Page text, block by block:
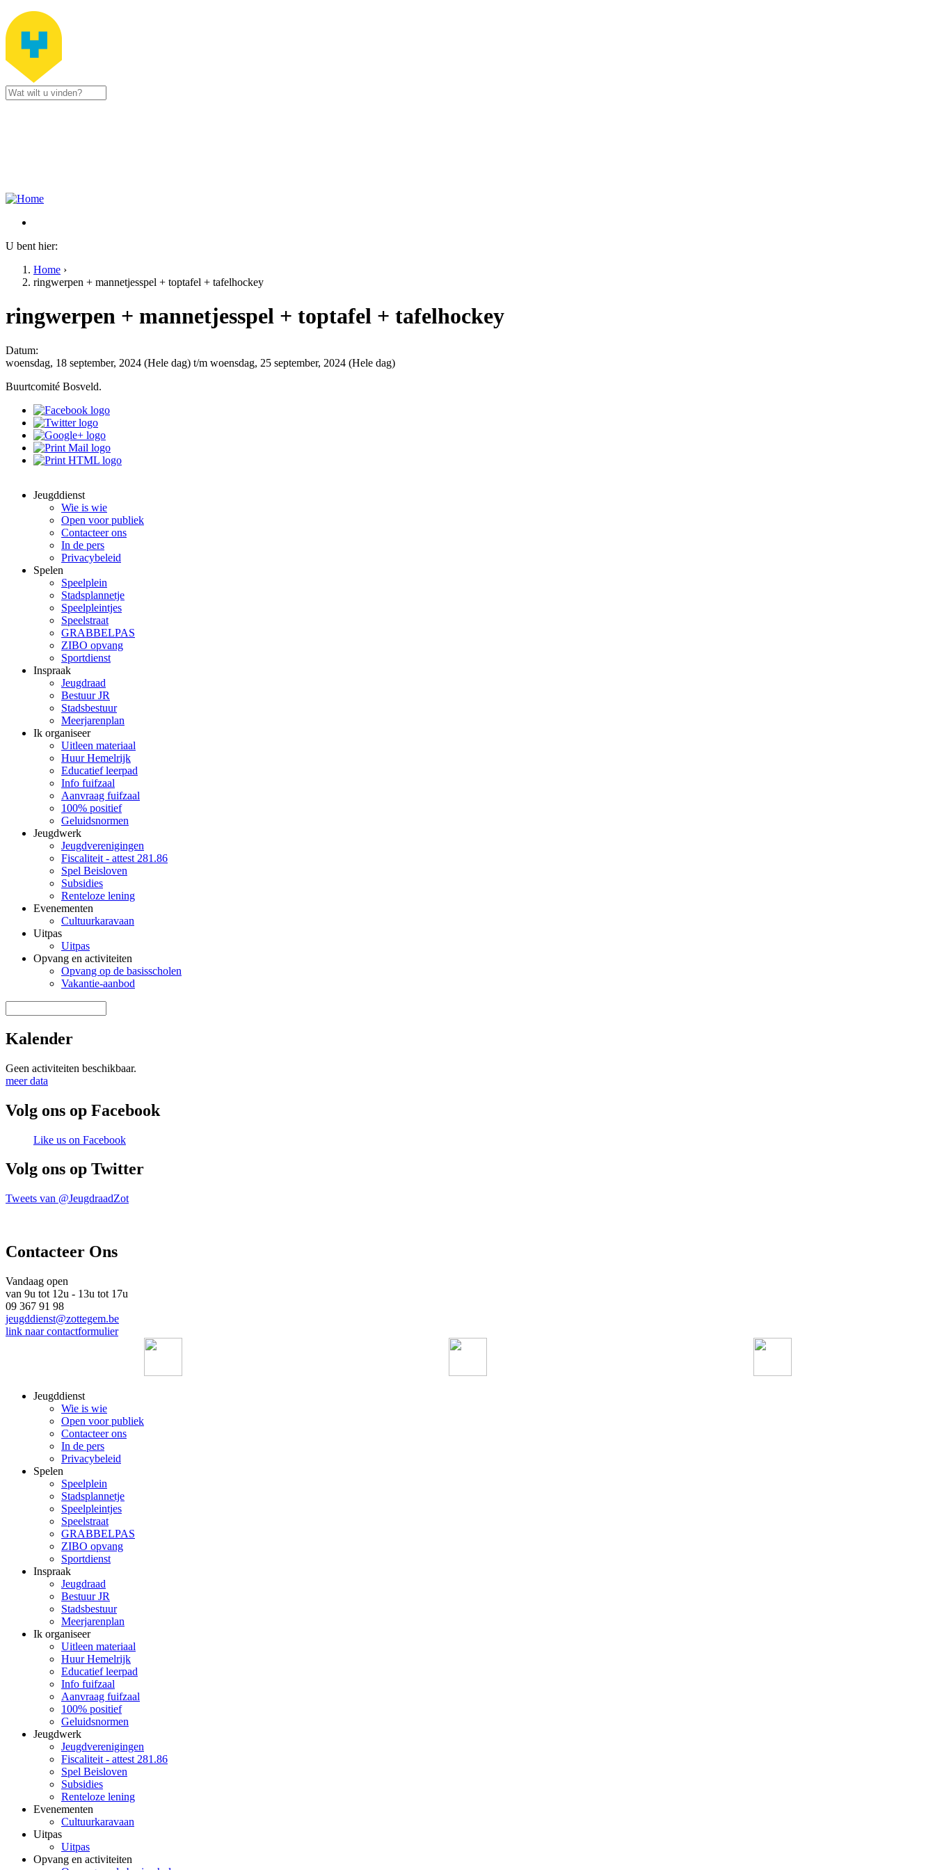
Jump to navigation
U bent hier:
Home ›
ringwerpen + mannetjesspel + toptafel + tafelhockey
ringwerpen + mannetjesspel + toptafel + tafelhockey
Datum:
woensdag, 18 september, 2024 (Hele dag) t/m woensdag, 25 september, 2024 (Hele dag)
Buurtcomité Bosveld.
Jeugddienst
Wie is wie
Open voor publiek
Contacteer ons
In de pers
Privacybeleid
Spelen
Speelplein
Stadsplannetje
Speelpleintjes
Speelstraat
GRABBELPAS
ZIBO opvang
Sportdienst
Inspraak
Jeugdraad
Bestuur JR
Stadsbestuur
Meerjarenplan
Ik organiseer
Uitleen materiaal
Huur Hemelrijk
Educatief leerpad
Info fuifzaal
Aanvraag fuifzaal
100% positief
Geluidsnormen
Jeugdwerk
Jeugdverenigingen
Fiscaliteit - attest 281.86
Spel Beisloven
Subsidies
Renteloze lening
Evenementen
Cultuurkaravaan
Uitpas
Uitpas
Opvang en activiteiten
Opvang op de basisscholen
Vakantie-aanbod
Kalender
Geen activiteiten beschikbaar.
meer data
Volg ons op Facebook
Like us on Facebook
Volg ons op Twitter
Tweets van @JeugdraadZot
Contacteer Ons
Vandaag open
van 9u tot 12u - 13u tot 17u
09 367 91 98
jeugddienst@zottegem.be
link naar contactformulier
Jeugddienst
Wie is wie
Open voor publiek
Contacteer ons
In de pers
Privacybeleid
Spelen
Speelplein
Stadsplannetje
Speelpleintjes
Speelstraat
GRABBELPAS
ZIBO opvang
Sportdienst
Inspraak
Jeugdraad
Bestuur JR
Stadsbestuur
Meerjarenplan
Ik organiseer
Uitleen materiaal
Huur Hemelrijk
Educatief leerpad
Info fuifzaal
Aanvraag fuifzaal
100% positief
Geluidsnormen
Jeugdwerk
Jeugdverenigingen
Fiscaliteit - attest 281.86
Spel Beisloven
Subsidies
Renteloze lening
Evenementen
Cultuurkaravaan
Uitpas
Uitpas
Opvang en activiteiten